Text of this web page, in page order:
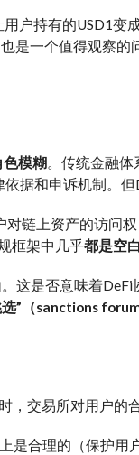
户持有的USD1变
是一个值得观察的
色模糊。传统金融
据和申诉机制。但
链上资产的访问
框架中几乎都是空白
这是否意味着DeFi
”（sanctions
，交易所对用户的
是合理的（保护用